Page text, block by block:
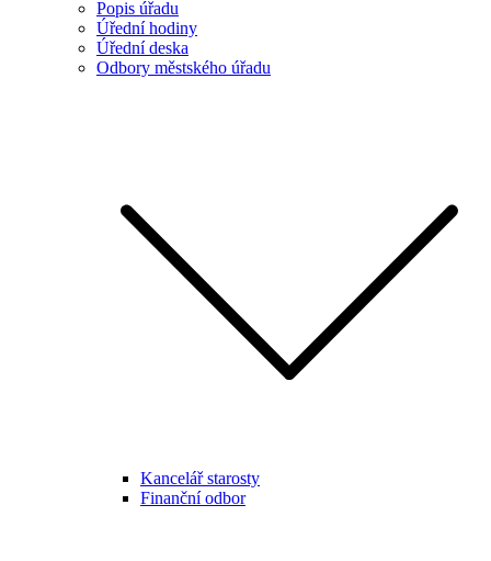
Popis úřadu
Úřední hodiny
Úřední deska
Odbory městského úřadu
Kancelář starosty
Finanční odbor